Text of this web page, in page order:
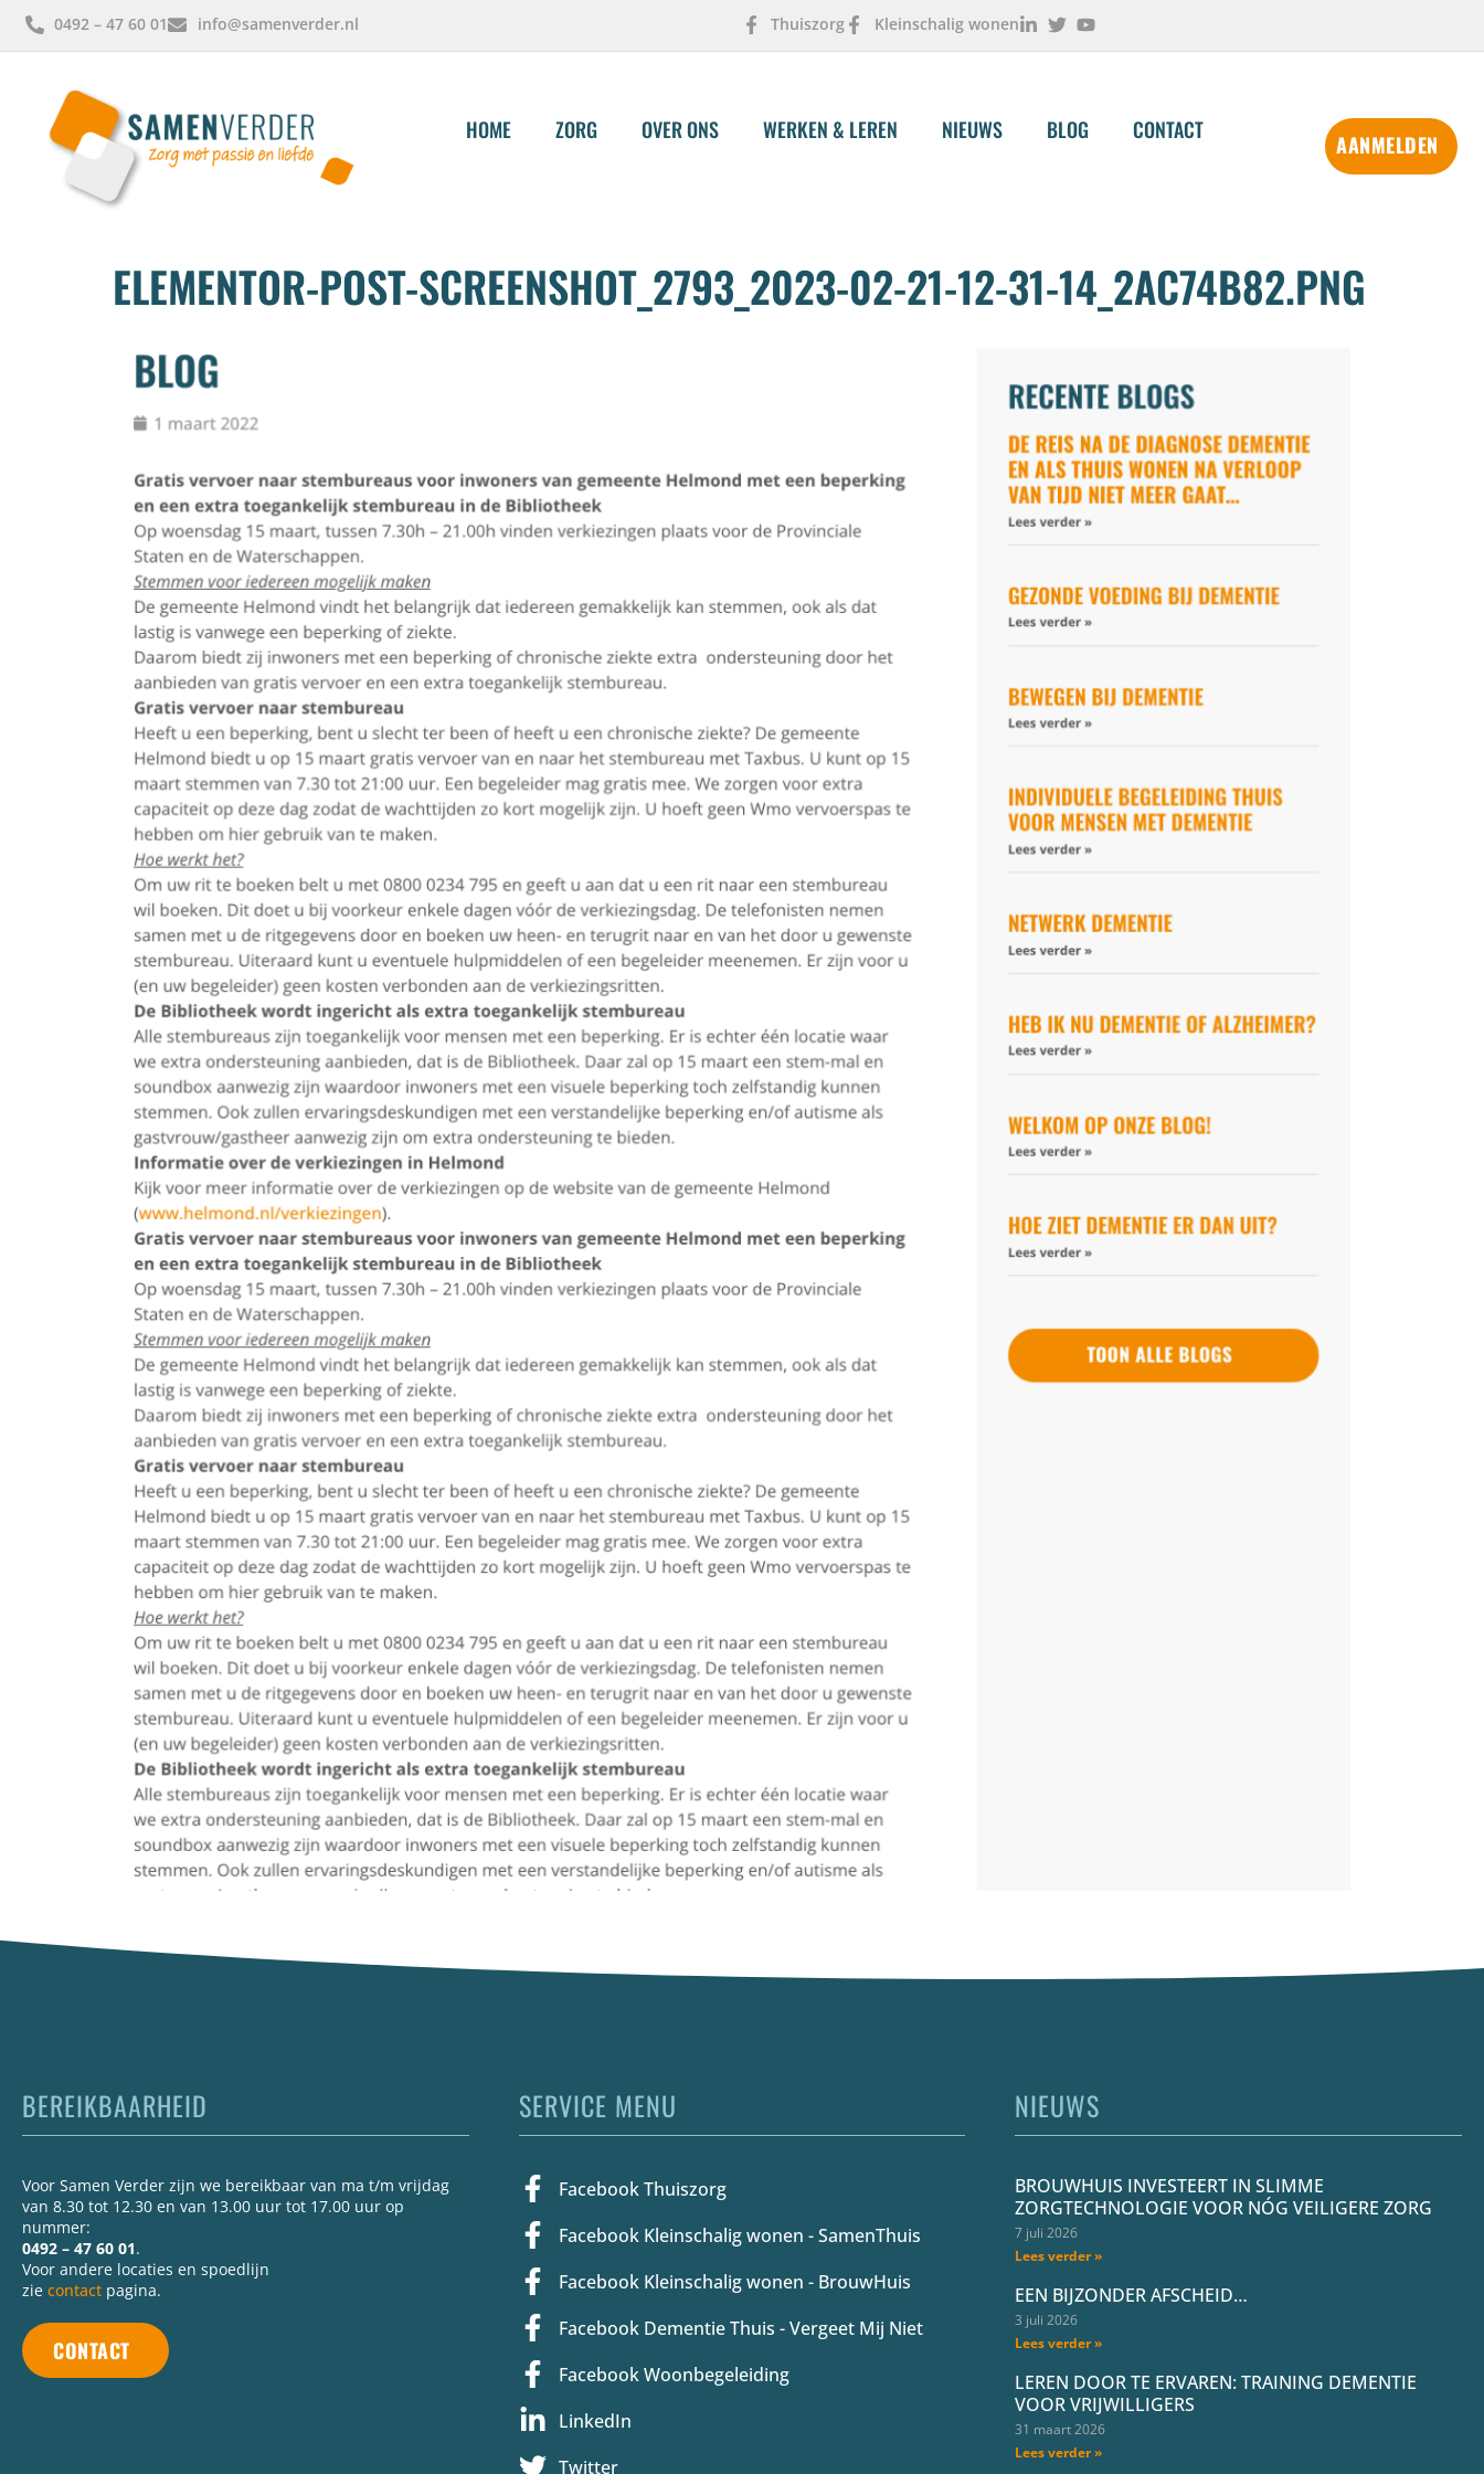
0492 – 47 60 01 info@samenverder.nl Thuiszorg Kleinschalig wonen
HOME ZORG OVER ONS WERKEN & LEREN NIEUWS BLOG CONTACT
AANMELDEN
ELEMENTOR-POST-SCREENSHOT_2793_2023-02-21-12-31-14_2AC74B82.PNG
BEREIKBAARHEID
Voor Samen Verder zijn we bereikbaar van ma t/m vrijdag
van 8.30 tot 12.30 en van 13.00 uur tot 17.00 uur op
nummer:
0492 – 47 60 01.
Voor andere locaties en spoedlijn
zie contact pagina.
CONTACT
SERVICE MENU
Facebook Thuiszorg
Facebook Kleinschalig wonen - SamenThuis
Facebook Kleinschalig wonen - BrouwHuis
Facebook Dementie Thuis - Vergeet Mij Niet
Facebook Woonbegeleiding
LinkedIn
Twitter
NIEUWS
BROUWHUIS INVESTEERT IN SLIMME
ZORGTECHNOLOGIE VOOR NÓG VEILIGERE ZORG
7 juli 2026
Lees verder »
EEN BIJZONDER AFSCHEID…
3 juli 2026
Lees verder »
LEREN DOOR TE ERVAREN: TRAINING DEMENTIE
VOOR VRIJWILLIGERS
31 maart 2026
Lees verder »